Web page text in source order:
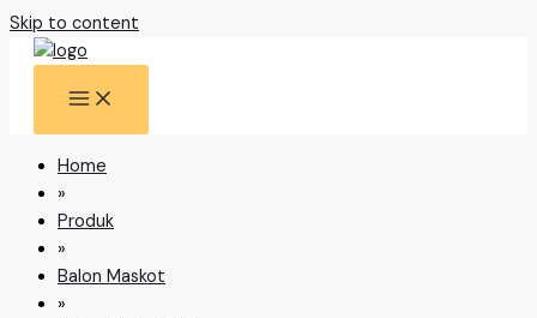
Skip to content
Home
»
Produk
»
Balon Maskot
»